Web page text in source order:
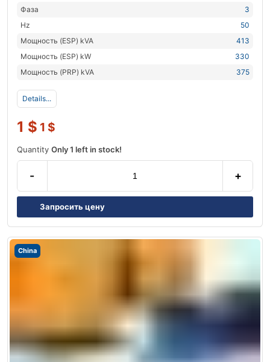
Фаза
3
Hz
50
Мощность (ESP) kVA
413
Мощность (ESP) kW
330
Мощность (PRP) kVA
375
Details...
1 $ 1 $
Quantity Only 1 left in stock!
- +
Запросить цену
China